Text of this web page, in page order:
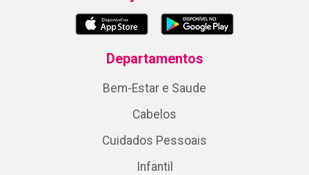
Departamentos
Bem-Estar e Saude
Cabelos
Cuidados Pessoais
Infantil